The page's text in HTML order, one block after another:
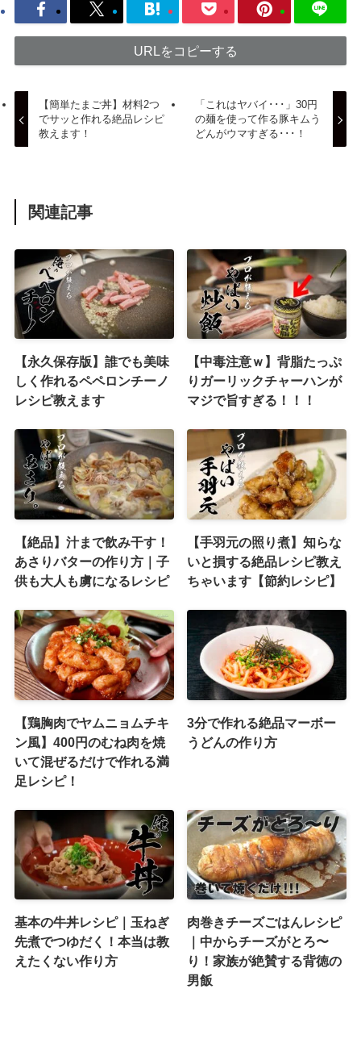
URLをコピーする
【簡単たまご丼】材料2つ
でサッと作れる絶品レシピ
教えます！
「これはヤバイ･･･」30円
の麺を使って作る豚キムう
どんがウマすぎる･･･！
関連記事
【永久保存版】誰でも美味
しく作れるペペロンチーノ
レシピ教えます
【中毒注意ｗ】背脂たっぷ
りガーリックチャーハンが
マジで旨すぎる！！！
【絶品】汁まで飲み干す！
あさりバターの作り方｜子
供も大人も虜になるレシピ
【手羽元の照り煮】知らな
いと損する絶品レシピ教え
ちゃいます【節約レシピ】
【鶏胸肉でヤムニョムチキ
ン風】400円のむね肉を焼
いて混ぜるだけで作れる満
足レシピ！
3分で作れる絶品マーボー
うどんの作り方
基本の牛丼レシピ｜玉ねぎ
先煮でつゆだく！本当は教
えたくない作り方
肉巻きチーズごはんレシピ
｜中からチーズがとろ〜
り！家族が絶賛する背徳の
男飯